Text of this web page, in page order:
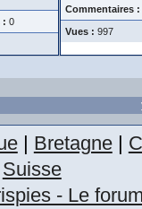
: 0
Commentaires :
Vues : 997
| Bretagne|
Suisse
- Le